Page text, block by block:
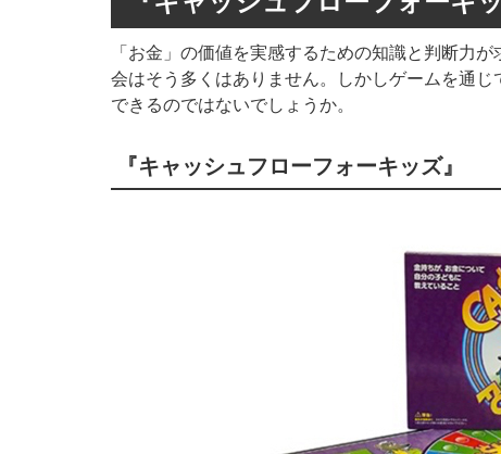
「お金」の価値を実感するための知識と判断力
会はそう多くはありません。しかしゲームを通
できるのではないでしょうか。
『キャッシュフローフォーキッズ』